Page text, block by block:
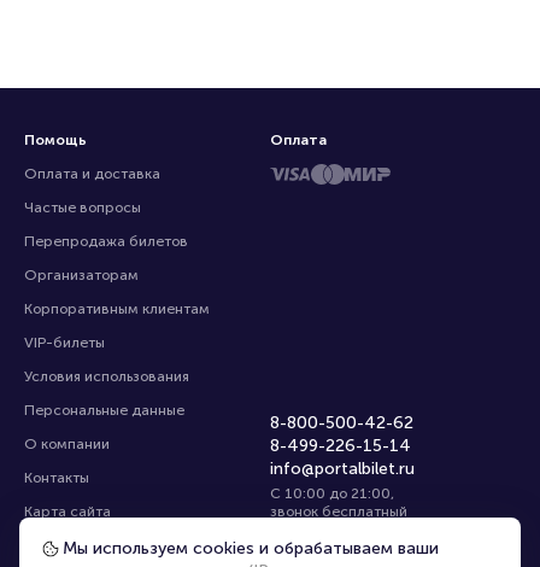
Помощь
Оплата и доставка
Частые вопросы
Перепродажа билетов
Организаторам
Корпоративным клиентам
VIP-билеты
Условия использования
Персональные данные
О компании
Контакты
Карта сайта
Управление cookies
8-800-500-42-62
8-499-226-15-14
info@portalbilet.ru
С 10:00 до 21:00,
звонок бесплатный
Все площадки
Оплата
Мы используем cookies и обрабатываем ваши